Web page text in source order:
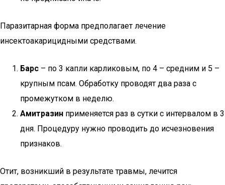
Паразитарная форма предполагает лечение
инсектоакарицидными средствами.
Барс – по 3 капли карликовым, по 4 – средним и 5 –
крупным псам. Обработку проводят два раза с
промежутком в неделю.
Амитразин применяется раз в сутки с интервалом в 3
дня. Процедуру нужно проводить до исчезновения
признаков.
Отит, возникший в результате травмы, лечится